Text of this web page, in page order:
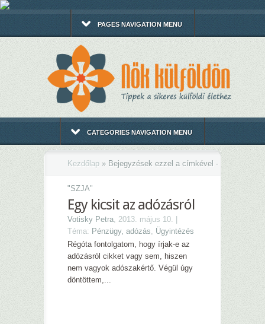
PAGES NAVIGATION MENU
CATEGORIES NAVIGATION MENU
Kezdőlap » Bejegyzések ezzel a címkével -
"SZJA"
Egy kicsit az adózásról
Votisky Petra, 2013. május 10. |
Téma: Pénzügy, adózás, Ügyintézés
Régóta fontolgatom, hogy írjak-e az
adózásról cikket vagy sem, hiszen
nem vagyok adószakértő. Végül úgy
döntöttem,...